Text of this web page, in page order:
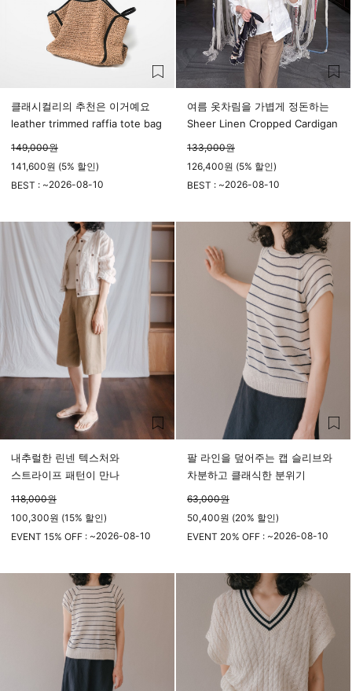
클래시컬리의 추천은 이거예요
leather trimmed raffia tote bag
149,000원
141,600원 (5% 할인)
BEST : ~2026-08-10
여름 옷차림을 가볍게 정돈하는
Sheer Linen Cropped Cardigan
133,000원
126,400원 (5% 할인)
BEST : ~2026-08-10
내추럴한 린넨 텍스처와
스트라이프 패턴이 만나
118,000원
100,300원 (15% 할인)
EVENT 15% OFF : ~2026-08-10
팔 라인을 덮어주는 캡 슬리브와
차분하고 클래식한 분위기
63,000원
50,400원 (20% 할인)
EVENT 20% OFF : ~2026-08-10